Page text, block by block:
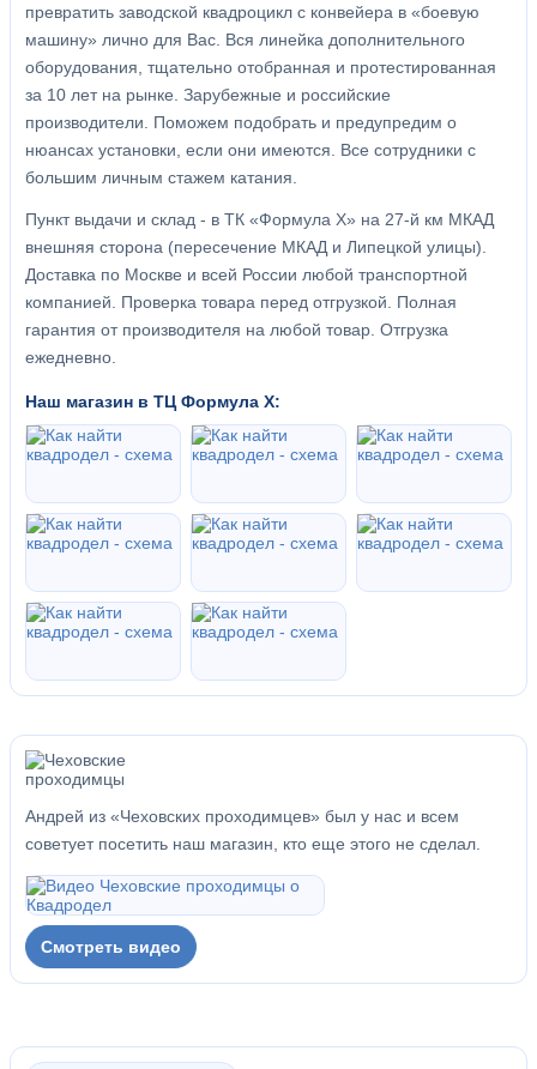
превратить заводской квадроцикл с конвейера в «боевую
машину» лично для Вас. Вся линейка дополнительного
оборудования, тщательно отобранная и протестированная
за 10 лет на рынке. Зарубежные и российские
производители. Поможем подобрать и предупредим о
нюансах установки, если они имеются. Все сотрудники с
большим личным стажем катания.
Пункт выдачи и склад - в ТК «Формула X» на 27-й км МКАД
внешняя сторона (пересечение МКАД и Липецкой улицы).
Доставка по Москве и всей России любой транспортной
компанией. Проверка товара перед отгрузкой. Полная
гарантия от производителя на любой товар. Отгрузка
ежедневно.
Наш магазин в ТЦ Формула Х:
Андрей из «Чеховских проходимцев» был у нас и всем
советует посетить наш магазин, кто еще этого не сделал.
Смотреть видео